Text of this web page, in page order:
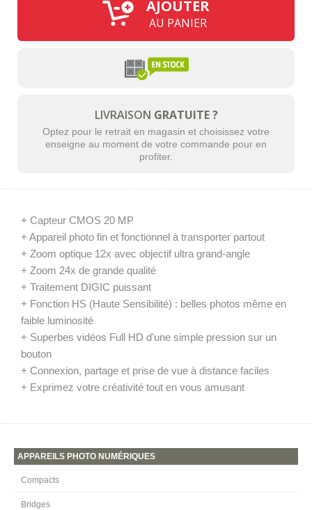
APPAREILS PHOTO NUMÉRIQUES
Compacts
Bridges
AJOUTER
AU PANIER
LIVRAISON GRATUITE ?
Optez pour le retrait en magasin et choisissez votre
enseigne au moment de votre commande pour en
profiter.
+ Capteur CMOS 20 MP
+ Appareil photo fin et fonctionnel à transporter partout
+ Zoom optique 12x avec objectif ultra grand-angle
+ Zoom 24x de grande qualité
+ Traitement DIGIC puissant
+ Fonction HS (Haute Sensibilité) : belles photos même en
faible luminosité
+ Superbes vidéos Full HD d'une simple pression sur un
bouton
+ Connexion, partage et prise de vue à distance faciles
+ Exprimez votre créativité tout en vous amusant